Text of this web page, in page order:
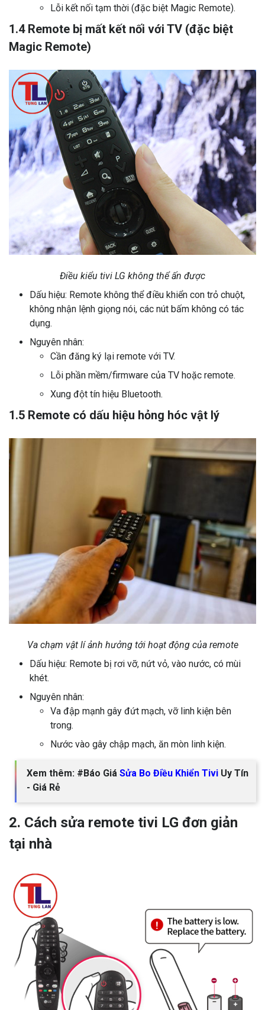
Lỗi kết nối tạm thời (đặc biệt Magic Remote).
1.4 Remote bị mất kết nối với TV (đặc biệt
Magic Remote)
Điều kiểu tivi LG không thể ấn được
Dấu hiệu: Remote không thể điều khiển con trỏ chuột,
không nhận lệnh giọng nói, các nút bấm không có tác
dụng.
Nguyên nhân:
Cần đăng ký lại remote với TV.
Lỗi phần mềm/firmware của TV hoặc remote.
Xung đột tín hiệu Bluetooth.
1.5 Remote có dấu hiệu hỏng hóc vật lý
Va chạm vật lí ảnh hưởng tới hoạt động của remote
Dấu hiệu: Remote bị rơi vỡ, nứt vỏ, vào nước, có mùi
khét.
Nguyên nhân:
Va đập mạnh gây đứt mạch, vỡ linh kiện bên
trong.
Nước vào gây chập mạch, ăn mòn linh kiện.
Xem thêm: #Báo Giá Sửa Bo Điều Khiển Tivi Uy Tín
- Giá Rẻ
2. Cách sửa remote tivi LG đơn giản
tại nhà